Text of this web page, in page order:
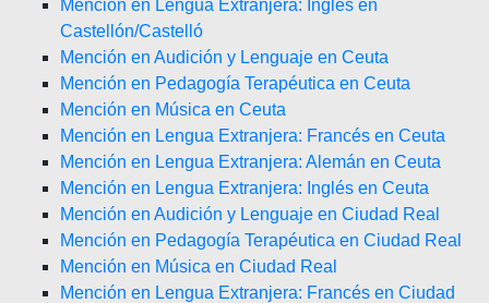
Mención en Lengua Extranjera: Inglés en
Castellón/Castelló
Mención en Audición y Lenguaje en Ceuta
Mención en Pedagogía Terapéutica en Ceuta
Mención en Música en Ceuta
Mención en Lengua Extranjera: Francés en Ceuta
Mención en Lengua Extranjera: Alemán en Ceuta
Mención en Lengua Extranjera: Inglés en Ceuta
Mención en Audición y Lenguaje en Ciudad Real
Mención en Pedagogía Terapéutica en Ciudad Real
Mención en Música en Ciudad Real
Mención en Lengua Extranjera: Francés en Ciudad